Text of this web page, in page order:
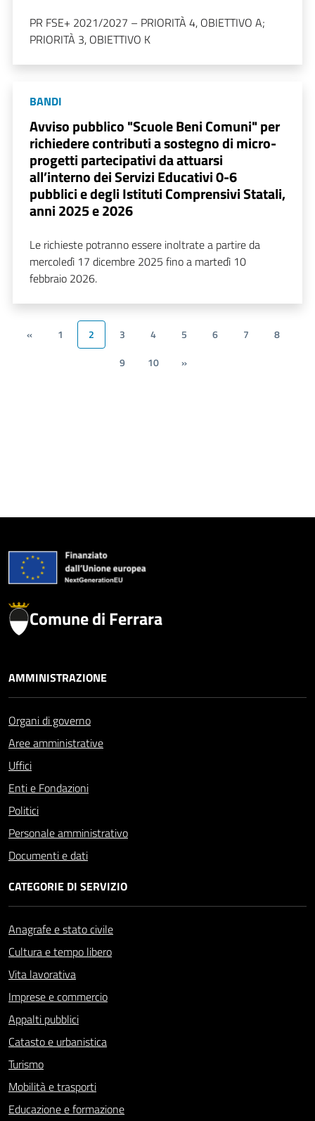
PR FSE+ 2021/2027 – PRIORITÀ 4, OBIETTIVO A;
PRIORITÀ 3, OBIETTIVO K
BANDI
Avviso pubblico "Scuole Beni Comuni" per
richiedere contributi a sostegno di micro-
progetti partecipativi da attuarsi
all’interno dei Servizi Educativi 0-6
pubblici e degli Istituti Comprensivi Statali,
anni 2025 e 2026
Le richieste potranno essere inoltrate a partire da
mercoledì 17 dicembre 2025 fino a martedì 10
febbraio 2026.
« 1 2 3 4 5 6 7
8
9
10 »
Comune di Ferrara
AMMINISTRAZIONE
Organi di governo
Aree amministrative
Uffici
Enti e Fondazioni
Politici
Personale amministrativo
Documenti e dati
CATEGORIE DI SERVIZIO
Anagrafe e stato civile
Cultura e tempo libero
Vita lavorativa
Imprese e commercio
Appalti pubblici
Catasto e urbanistica
Turismo
Mobilità e trasporti
Educazione e formazione